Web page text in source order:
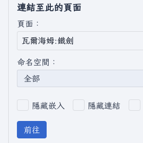
連結至此的頁面
頁面：
命名空間：
全部
隱藏嵌入 隱藏連結
前往